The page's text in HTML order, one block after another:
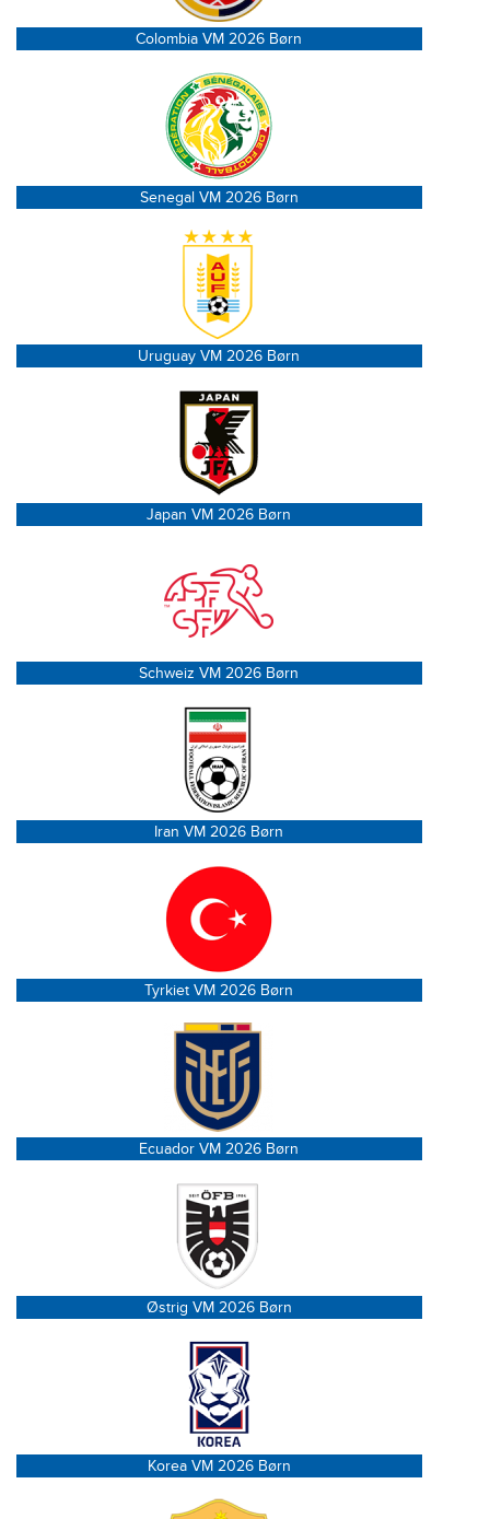
Colombia VM 2026 Børn
Senegal VM 2026 Børn
Uruguay VM 2026 Børn
Japan VM 2026 Børn
Schweiz VM 2026 Børn
Iran VM 2026 Børn
Tyrkiet VM 2026 Børn
Ecuador VM 2026 Børn
Østrig VM 2026 Børn
Korea VM 2026 Børn